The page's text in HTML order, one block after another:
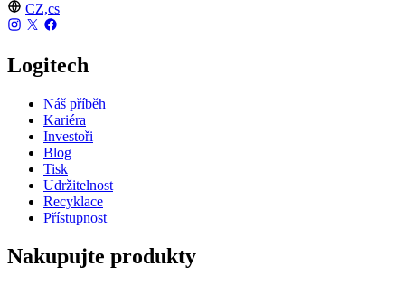
CZ,cs
Logitech
Náš příběh
Kariéra
Investoři
Blog
Tisk
Udržitelnost
Recyklace
Přístupnost
Nakupujte produkty